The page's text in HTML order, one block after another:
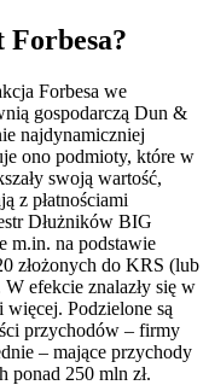
Forbesa?
Forbesa we
gospodarczą Dun &
najdynamiczniej
ono podmioty, które w
swoją wartość,
z płatnościami
Dłużników BIG
m.in. na podstawie
złożonych do KRS (lub
efekcie znalazły się w
Podzielone są
przychodów – firmy
– mające przychody
ponad 250 mln zł.